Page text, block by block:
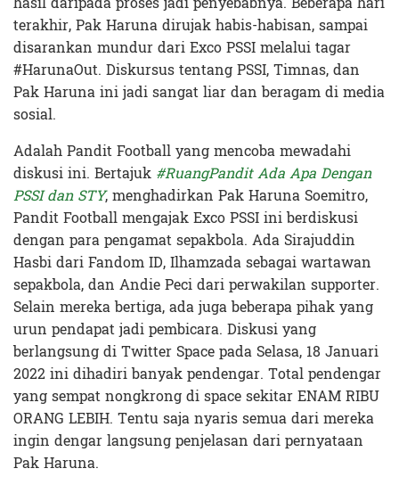
terakhir, Pak Haruna dirujak habis-habisan, sampai
disarankan mundur dari Exco PSSI melalui tagar
#HarunaOut. Diskursus tentang PSSI, Timnas, dan
Pak Haruna ini jadi sangat liar dan beragam di media
sosial.
Adalah Pandit Football yang mencoba mewadahi
diskusi ini. Bertajuk #RuangPandit Ada Apa Dengan
PSSI dan STY, menghadirkan Pak Haruna Soemitro,
Pandit Football mengajak Exco PSSI ini berdiskusi
dengan para pengamat sepakbola. Ada Sirajuddin
Hasbi dari Fandom ID, Ilhamzada sebagai wartawan
sepakbola, dan Andie Peci dari perwakilan supporter.
Selain mereka bertiga, ada juga beberapa pihak yang
urun pendapat jadi pembicara. Diskusi yang
berlangsung di Twitter Space pada Selasa, 18 Januari
2022 ini dihadiri banyak pendengar. Total pendengar
yang sempat nongkrong di space sekitar ENAM RIBU
ORANG LEBIH. Tentu saja nyaris semua dari mereka
ingin dengar langsung penjelasan dari pernyataan
Pak Haruna.